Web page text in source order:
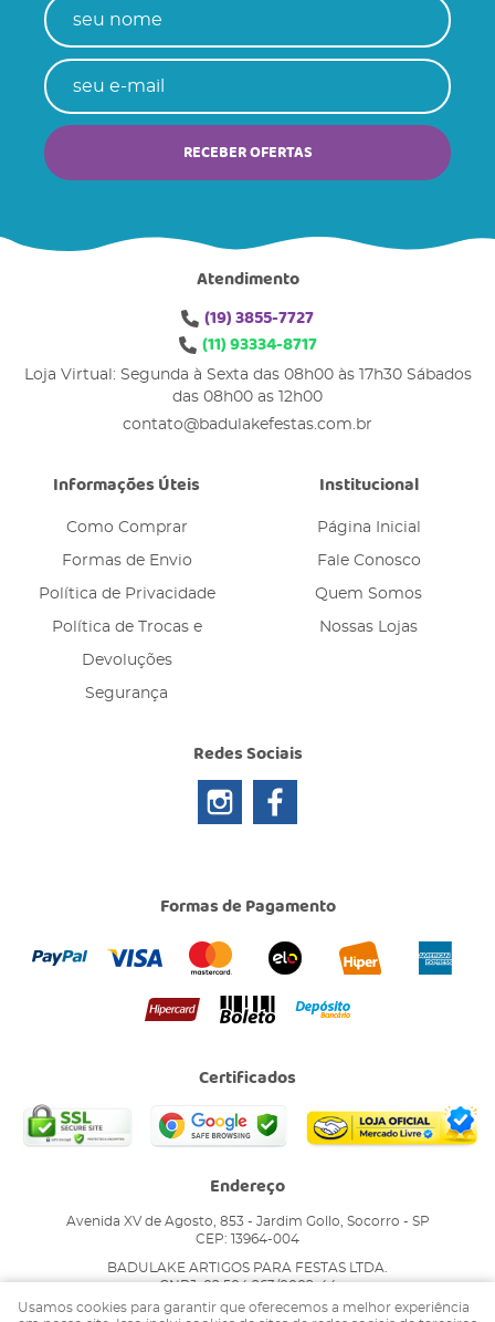
RECEBER OFERTAS
Atendimento
(19)3855-7727
(11)93334-8717
Loja Virtual: Segunda à Sexta das 08h00 às 17h30 Sábados
das 08h00 as 12h00
contato@badulakefestas.com.br
Informações Úteis
Como Comprar
Formas de Envio
Política de Privacidade
Política de Trocas e
Devoluções
Segurança
Institucional
Página Inicial
Fale Conosco
Quem Somos
Nossas Lojas
Redes Sociais
Formas de Pagamento
Certificados
Endereço
Avenida XV de Agosto, 853- Jardim Gollo, Socorro - SP
CEP: 13964-004
BADULAKE ARTIGOS PARA FESTAS LTDA.
CNPJ: 02.504.263/0002-44
Usamos cookies para garantir que oferecemos a melhor experiência